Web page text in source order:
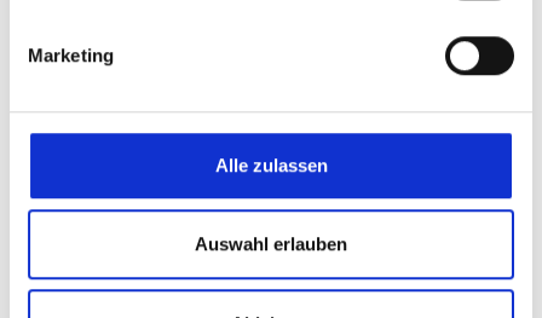
Marketing
Alle zulassen
Auswahl erlauben
Zurück